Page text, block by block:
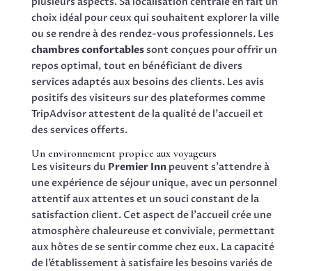
choix idéal pour ceux qui souhaitent explorer la ville
ou se rendre à des rendez-vous professionnels. Les
chambres confortablessont conçues pour offrir un
repos optimal, tout en bénéficiant de divers
services adaptés aux besoins des clients. Les avis
positifs des visiteurs sur des plateformes comme
TripAdvisor attestent de la qualité de l’accueil et
des services offerts.
Un environnement propice aux voyageurs
Les visiteurs du Premier Innpeuvent s’attendre à
une expérience de séjour unique, avec un personnel
attentif aux attentes et un souci constant de la
satisfaction client. Cet aspect de l’accueil crée une
atmosphère chaleureuse et conviviale, permettant
aux hôtes de se sentir comme chez eux. La capacité
de l’établissement à satisfaire les besoins variés de